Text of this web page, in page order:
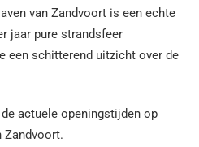
van Zandvoort is een echte
jaar pure strandsfeer
een schitterend uitzicht over de
actuele openingstijden op
Zandvoort.